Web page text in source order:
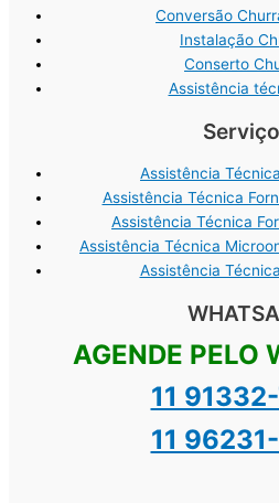
Conversão
Instalação
Conserto
Assistência
Assistência
Assistência Técnica
Assistência Técnica
Assistência Técnica
Assistência
AGENDE PELO
11
11